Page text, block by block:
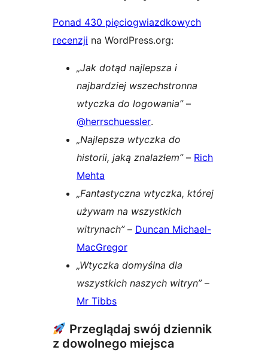
Ponad 430 pięciogwiazdkowych
recenzji na WordPress.org:
„Jak dotąd najlepsza i
najbardziej wszechstronna
wtyczka do logowania”–
@herrschuessler.
„Najlepsza wtyczka do
historii, jaką znalazłem”– Rich
Mehta
„Fantastyczna wtyczka, której
używam na wszystkich
witrynach”– Duncan Michael-
MacGregor
„Wtyczka domyślna dla
wszystkich naszych witryn”–
Mr Tibbs
Przeglądaj swój dziennik
z dowolnego miejsca